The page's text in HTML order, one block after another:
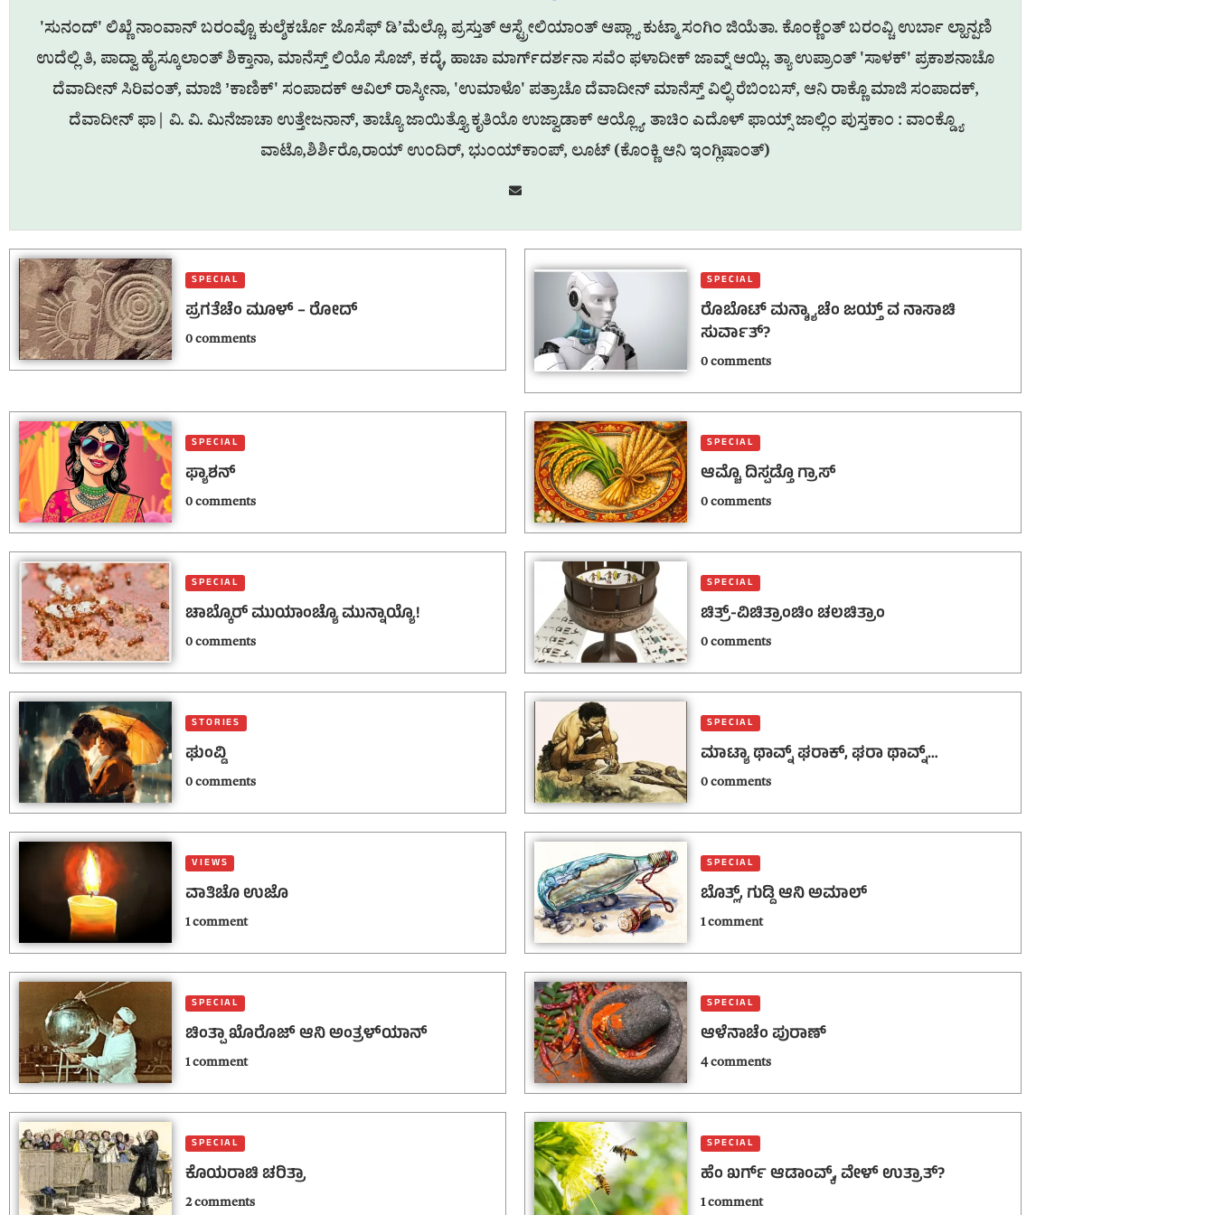
'ಸುನಂದ್' ಲಿಖ್ಣೆ ನಾಂವಾನ್ ಬರಂವ್ಚೊ ಕುಲ್ಶೆಕರ್ಚೊ ಜೊಸೆಫ್ ಡಿ’ಮೆಲ್ಲೊ, ಪ್ರಸ್ತುತ್ ಆಸ್ಟ್ರೇಲಿಯಾಂತ್ ಆಪ್ಲ್ಯಾ ಕುಟ್ಮಾ ಸಂಗಿಂ ಜಿಯೆತಾ. ಕೊಂಕ್ಣೆಂತ್ ಬರಂವ್ಚಿ ಉರ್ಬಾ ಲ್ಹಾನ್ಪಣಿ
ಉದೆಲ್ಲಿ ತಿ, ಪಾದ್ವಾ ಹೈಸ್ಕೂಲಾಂತ್ ಶಿಕ್ತಾನಾ, ಮಾನೆಸ್ತ್ ಲಿಯೊ ಸೊಜ್, ಕದ್ಳೆ, ಹಾಚಾ ಮಾರ್ಗ್‌ದರ್ಶನಾ ಸವೆಂ ಫಳಾದೀಕ್ ಜಾವ್ನ್ ಆಯ್ಲಿ. ತ್ಯಾ ಉಪ್ರಾಂತ್‌ ‌'ಸಾಳಕ್‌' ಪ್ರಕಾಶನಾಚೊ
ದೆವಾದೀನ್ ಸಿರಿವಂತ್, ಮಾಜಿ ʼಕಾಣಿಕ್' ಸಂಪಾದಕ್ ಆವಿಲ್ ರಾಸ್ಕೀನಾ, 'ಉಮಾಳೊ' ಪತ್ರಾಚೊ ದೆವಾದೀನ್ ಮಾನೆಸ್ತ್‌ ವಿಲ್ಫಿ ರೆಬಿಂಬಸ್‌, ಆನಿ ರಾಕ್ಣೊ ಮಾಜಿ ಸಂಪಾದಕ್‌,
ದೆವಾದೀನ್ ಫಾ| ವಿ.‌ ವಿ. ಮಿನೆಜಾಚಾ ಉತ್ತೇಜನಾನ್, ತಾಚ್ಯೊ ಜಾಯಿತ್ತ್ಯೊ ಕೃತಿಯೊ ಉಜ್ವಾಡಾಕ್ ಆಯ್ಲ್ಯೊ. ತಾಚಿಂ ಎದೊಳ್ ಫಾಯ್ಸ್ ಜಾಲ್ಲಿಂ ಪುಸ್ತಕಾಂ : ವಾಂಕ್ಡ್ಯೊ
ವಾಟೊ,ಶಿರ್ಶಿರೊ,ರಾಯ್ ಉಂದಿರ್, ಭುಂಯ್‌ಕಾಂಪ್, ಲೂಟ್ (ಕೊಂಕ್ಣಿ ಆನಿ ಇಂಗ್ಲಿಷಾಂತ್)
SPECIAL
ಪ್ರಗತೆಚೆಂ ಮೂಳ್ – ರೋದ್
0 comments
SPECIAL
ರೊಬೊಟ್ ಮನ್ಶ್ಯಾಚೆಂ ಜಯ್ತ್ ವ ನಾಸಾಚಿ
ಸುರ್ವಾತ್?
0 comments
SPECIAL
ಫ್ಯಾಶನ್
0 comments
SPECIAL
ಆಮ್ಚೊ ದಿಸ್ಪಡ್ತೊ ಗ್ರಾಸ್
0 comments
SPECIAL
ಚಾಬ್ಕೊರ್‌ ಮುಯಾಂಚ್ಯೊ ಮುನ್ನಾಯ್ಯೊ!
0 comments
SPECIAL
ಚಿತ್ರ್-ವಿಚಿತ್ರಾಂಚಿಂ ಚಲಚಿತ್ರಾಂ
0 comments
STORIES
ಘುಂವ್ಡಿ
0 comments
SPECIAL
ಮಾಟ್ಯಾ ಥಾವ್ನ್ ಘರಾಕ್, ಘರಾ ಥಾವ್ನ್…
0 comments
VIEWS
ವಾತಿಚೊ ಉಜೊ
1 comment
SPECIAL
ಬೊತ್ಲ್, ಗುಡ್ದಿ ಆನಿ ಅಮಾಲ್
1 comment
SPECIAL
ಚಿಂತ್ಪಾ ಖೊರೊಜ್ ಆನಿ ಅಂತ್ರಳ್‌ಯಾನ್
1 comment
SPECIAL
ಆಳೆನಾಚೆಂ ಪುರಾಣ್
4 comments
SPECIAL
ಕೊಯರಾಚಿ ಚರಿತ್ರಾ
2 comments
SPECIAL
ಹೆಂ ಖರ್ಗ್ ಆಡಾಂವ್ಕ್‌, ವೇಳ್‌ ಉತ್ರಾತ್?
1 comment